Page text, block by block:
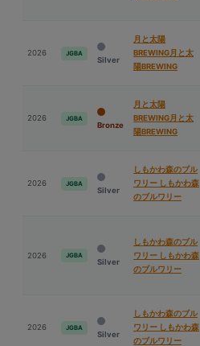
2026 JGBA
Silver
⽉と太陽
BREWING⽉と太
陽BREWING
2026 JGBA
Bronze
⽉と太陽
BREWING⽉と太
陽BREWING
2026 JGBA
Silver
しもかわ森のブル
ワリー しもかわ森
のブルワリー
2026 JGBA
Silver
しもかわ森のブル
ワリー しもかわ森
のブルワリー
2026 JGBA
Silver
しもかわ森のブル
ワリー しもかわ森
のブルワリー